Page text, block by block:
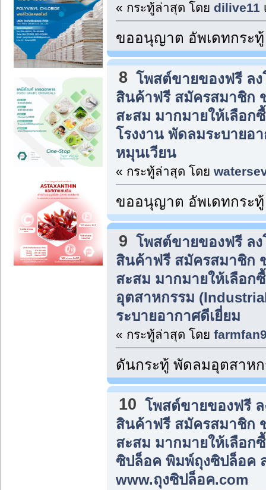
« กระทู้ล่าสุด โดย dilive11
ขออนุญาต อัพเดทกระทู้
8 โพสต์ขายของฟรี ล
สินค้าฟรี สมัครสมาชิก
สะสม มากมายให้เลือก
โรงงาน พัดลมระบายอ
หมุนเวียน
« กระทู้ล่าสุด โดย
ขออนุญาต อัพเดทกระ
9 โพสต์ขายของฟรี ล
สินค้าฟรี สมัครสมาชิก
สะสม มากมายให้เลือก
อุตสาหกรรม
ระบายอากาศดีเยี่ยม
« กระทู้ล่าสุด โดย
ดันกระทู้ พัดลมอุตสาห
10 โพสต์ขายของฟรี
สินค้าฟรี สมัครสมาชิก
สะสม มากมายให้เลือก
ซิปล็อค พิมพ์ถุงซิปล็อค
www.ถุงซิปล็อค.com